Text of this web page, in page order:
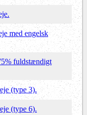
med engelsk
fuldstændigt
(type 3).
(type 6).